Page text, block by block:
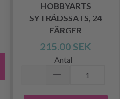
HOBBYARTS
SYTRÅDSSATS, 24
FÄRGER
215.00 SEK
Antal